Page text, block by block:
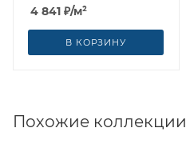
4 841 ₽/м²
В КОРЗИНУ
Похожие коллекции